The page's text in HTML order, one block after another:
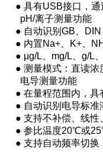
● 具有USB接口，
pH/离子测量功能
● 自动识别GB、
● 内置Na+、K+、
● μg/L、mg/L、g/L
● 测量模式：直读浓
电导测量功能
● 在量程范围内，
● 自动识别电导标
● 支持不补偿、线
● 参比温度20℃或
● 支持自动频率切